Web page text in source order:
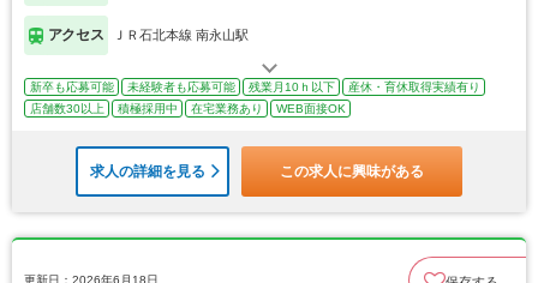
アクセス ＪＲ石北本線 南永山駅
新卒も応募可能 未経験者も応募可能 残業月10ｈ以下
産休・育休取得実績有り
店舗数30以上
積極採用中 在宅業務あり WEB面接OK
求人の詳細を見る この求人に興味がある
更新日：2026年6月18日